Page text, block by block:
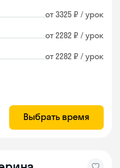
от 3325 ₽ / урок
от 2282 ₽ / урок
от 2282 ₽ / урок
Выбрать время